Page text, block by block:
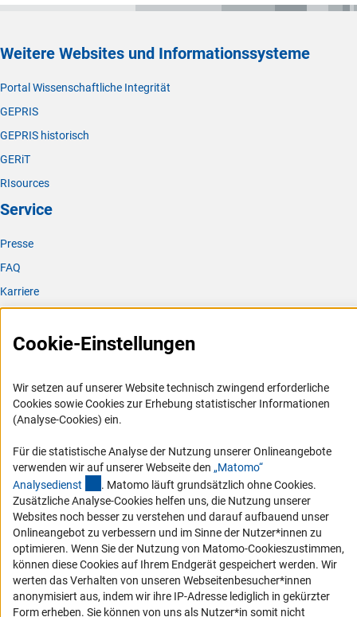
Weitere Websites und Informationssysteme
Portal Wissenschaftliche Integrität
GEPRIS
GEPRIS historisch
GERiT
RIsources
Service
Presse
FAQ
Karriere
RSS-Feeds
Vergabeverfahren
Barrierefreiheit
Service und Informationen für Menschen mit Behinderungen
Erklärung zur Barrierefreiheit
Barriere melden
DFG-aktuell
Erhalten Sie Neuigkeiten aus der DFG direkt in Ihr Mailpostfach oder
schauen Sie sich die Ausgaben online an.
Cookie-Einstellungen
Wir setzen auf unserer Website technisch zwingend erforderliche
Cookies sowie Cookies zur Erhebung statistischer Informationen
(Analyse-Cookies) ein.
Für die statistische Analyse der Nutzung unserer Onlineangebote
verwenden wir auf unserer Webseite den „Matomo“
Analysedienst (externer Link)
. Matomo läuft grundsätzlich ohne Cookies.
Zusätzliche Analyse-Cookies helfen uns, die Nutzung unserer
Websites noch besser zu verstehen und darauf aufbauend unser
Onlineangebot zu verbessern und im Sinne der Nutzer*innen zu
optimieren. Wenn Sie der Nutzung von Matomo-Cookieszustimmen,
können diese Cookies auf Ihrem Endgerät gespeichert werden. Wir
werten das Verhalten von unseren Webseitenbesucher*innen
anonymisiert aus, indem wir ihre IP-Adresse lediglich in gekürzter
Form erheben. Sie können von uns als Nutzer*in somit nicht